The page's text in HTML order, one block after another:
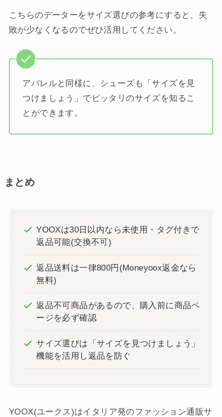
こちらのデーターをサイズ選びの参考にすると、失
敗が少なくなるのでぜひ活用してください。
アパレルと同様に、シューズも「サイズを見
つけましょう」でピッタリのサイズを知るこ
とができます。
まとめ
YOOXは30日以内なら未使用・タグ付きで
返品可能(交換不可)
返品送料は一律800円(Moneyoox返金なら
無料)
返品不可商品があるので、購入前に商品ペ
ージを必ず確認
サイズ選びは「サイズを見つけましょう」
機能を活用し返品を防ぐ
YOOX(ユークス)はイタリア発のファッション通販サ